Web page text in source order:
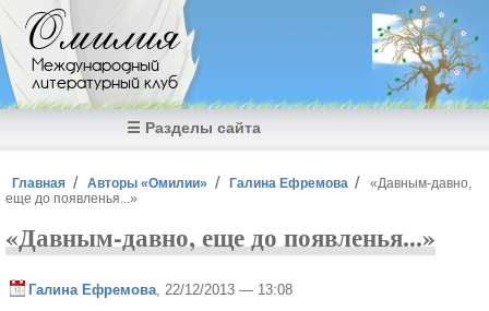
Перейти к основному содержанию
Омилия
Международный
литературный клуб
☰ Разделы сайта
Вы здесь
Главная Авторы «Омилии» Галина Ефремова
«Давным-давно,
еще до появленья...»
«Давным-давно, еще до появленья...»
Галина Ефремова , 22/12/2013 — 13:08